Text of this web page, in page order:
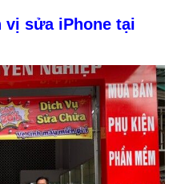
vị sửa iPhone tại